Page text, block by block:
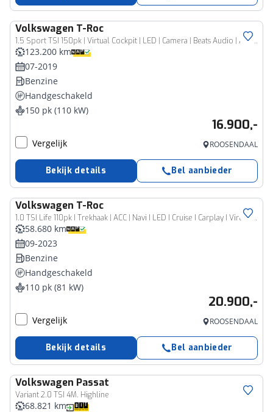
Volkswagen T-Roc
1.5 Sport TSI 150pk | Virtual Cockpit | LED | Camera | Beats Audio | ACC | Carplay | Navi
123.200 km
07-2019
Benzine
Handgeschakeld
150 pk (110 kW)
16.900,-
Vergelijk ROOSENDAAL
Bekijk details Bel aanbieder
Volkswagen T-Roc
1.0 TSI Life 110pk I Trekhaak | ACC | Navi I LED I Cruise I Carplay I Virtual | 1e eigenaar
58.680 km
09-2023
Benzine
Handgeschakeld
110 pk (81 kW)
20.900,-
Vergelijk ROOSENDAAL
Bekijk details Bel aanbieder
Volkswagen Passat
Variant 2.0 TSI 4M. Highline
68.821 km